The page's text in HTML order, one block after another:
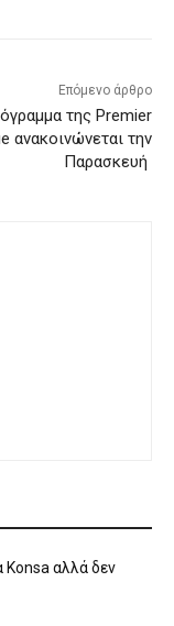
Επόμενο άρθρο
της Premier
ανακοινώνεται την
Παρασκευή
Konsa αλλά δεν